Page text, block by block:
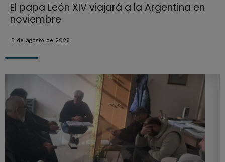
El papa León XIV viajará a la Argentina en
noviembre
5 de agosto de 2026